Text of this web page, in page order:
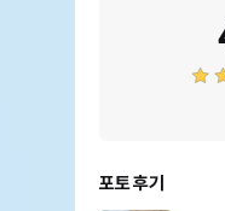
포토 후기